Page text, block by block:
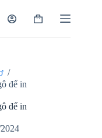
Giỏ
/
để in
để in